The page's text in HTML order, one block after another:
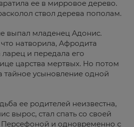
ее в мирровое дерево.
ствол дерева пополам.
выпал младенец Адонис.
натворила, Афродита
и передала его
царства мертвых. Но потом
тайное усыновление одной
ее родителей неизвестна,
вырос, стал спать со своей
и одновременно с